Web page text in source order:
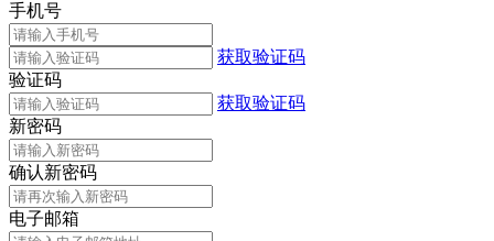
手机号
获取验证码
验证码
获取验证码
新密码
确认新密码
电子邮箱